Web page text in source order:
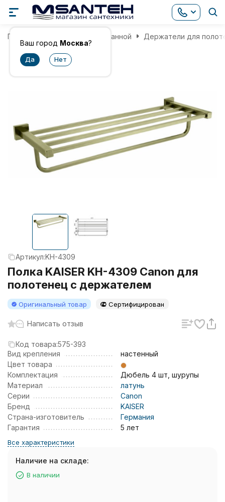
Ваш город Москва?
Главная Аксессуары для ванной Держатели для
Артикул:KH-4309
Полка KAISER KH-4309 Canon для
полотенец с держателем
Оригинальный товар Сертифицирован
Написать отзыв
Код товара:575-393
Вид крепления
настенный
Цвет товара
Комплектация
Дюбель 4 шт, шурупы
Материал
латунь
Серии
Canon
Бренд
KAISER
Страна-изготовитель
Германия
Гарантия
5 лет
Все характеристики
Наличие на складе:
В наличии